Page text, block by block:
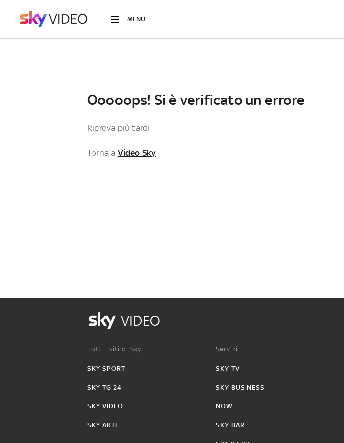
MENU
Ooooops! Si è verificato un errore
Riprova più tardi
Torna a Video Sky
VIDEO
Tutti i siti di Sky:
SKY SPORT
SKY TG 24
SKY VIDEO
SKY ARTE
Servizi:
SKY TV
SKY BUSINESS
NOW
SKY BAR